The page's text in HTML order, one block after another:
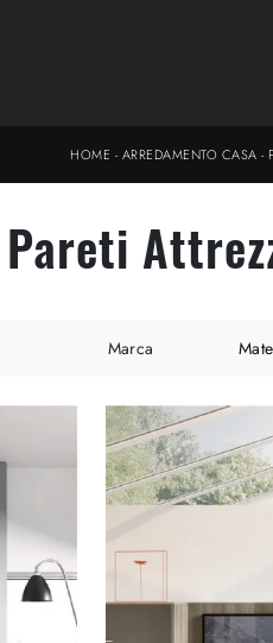
HOME -ARREDAMENTO CASA -
Pareti
Marca